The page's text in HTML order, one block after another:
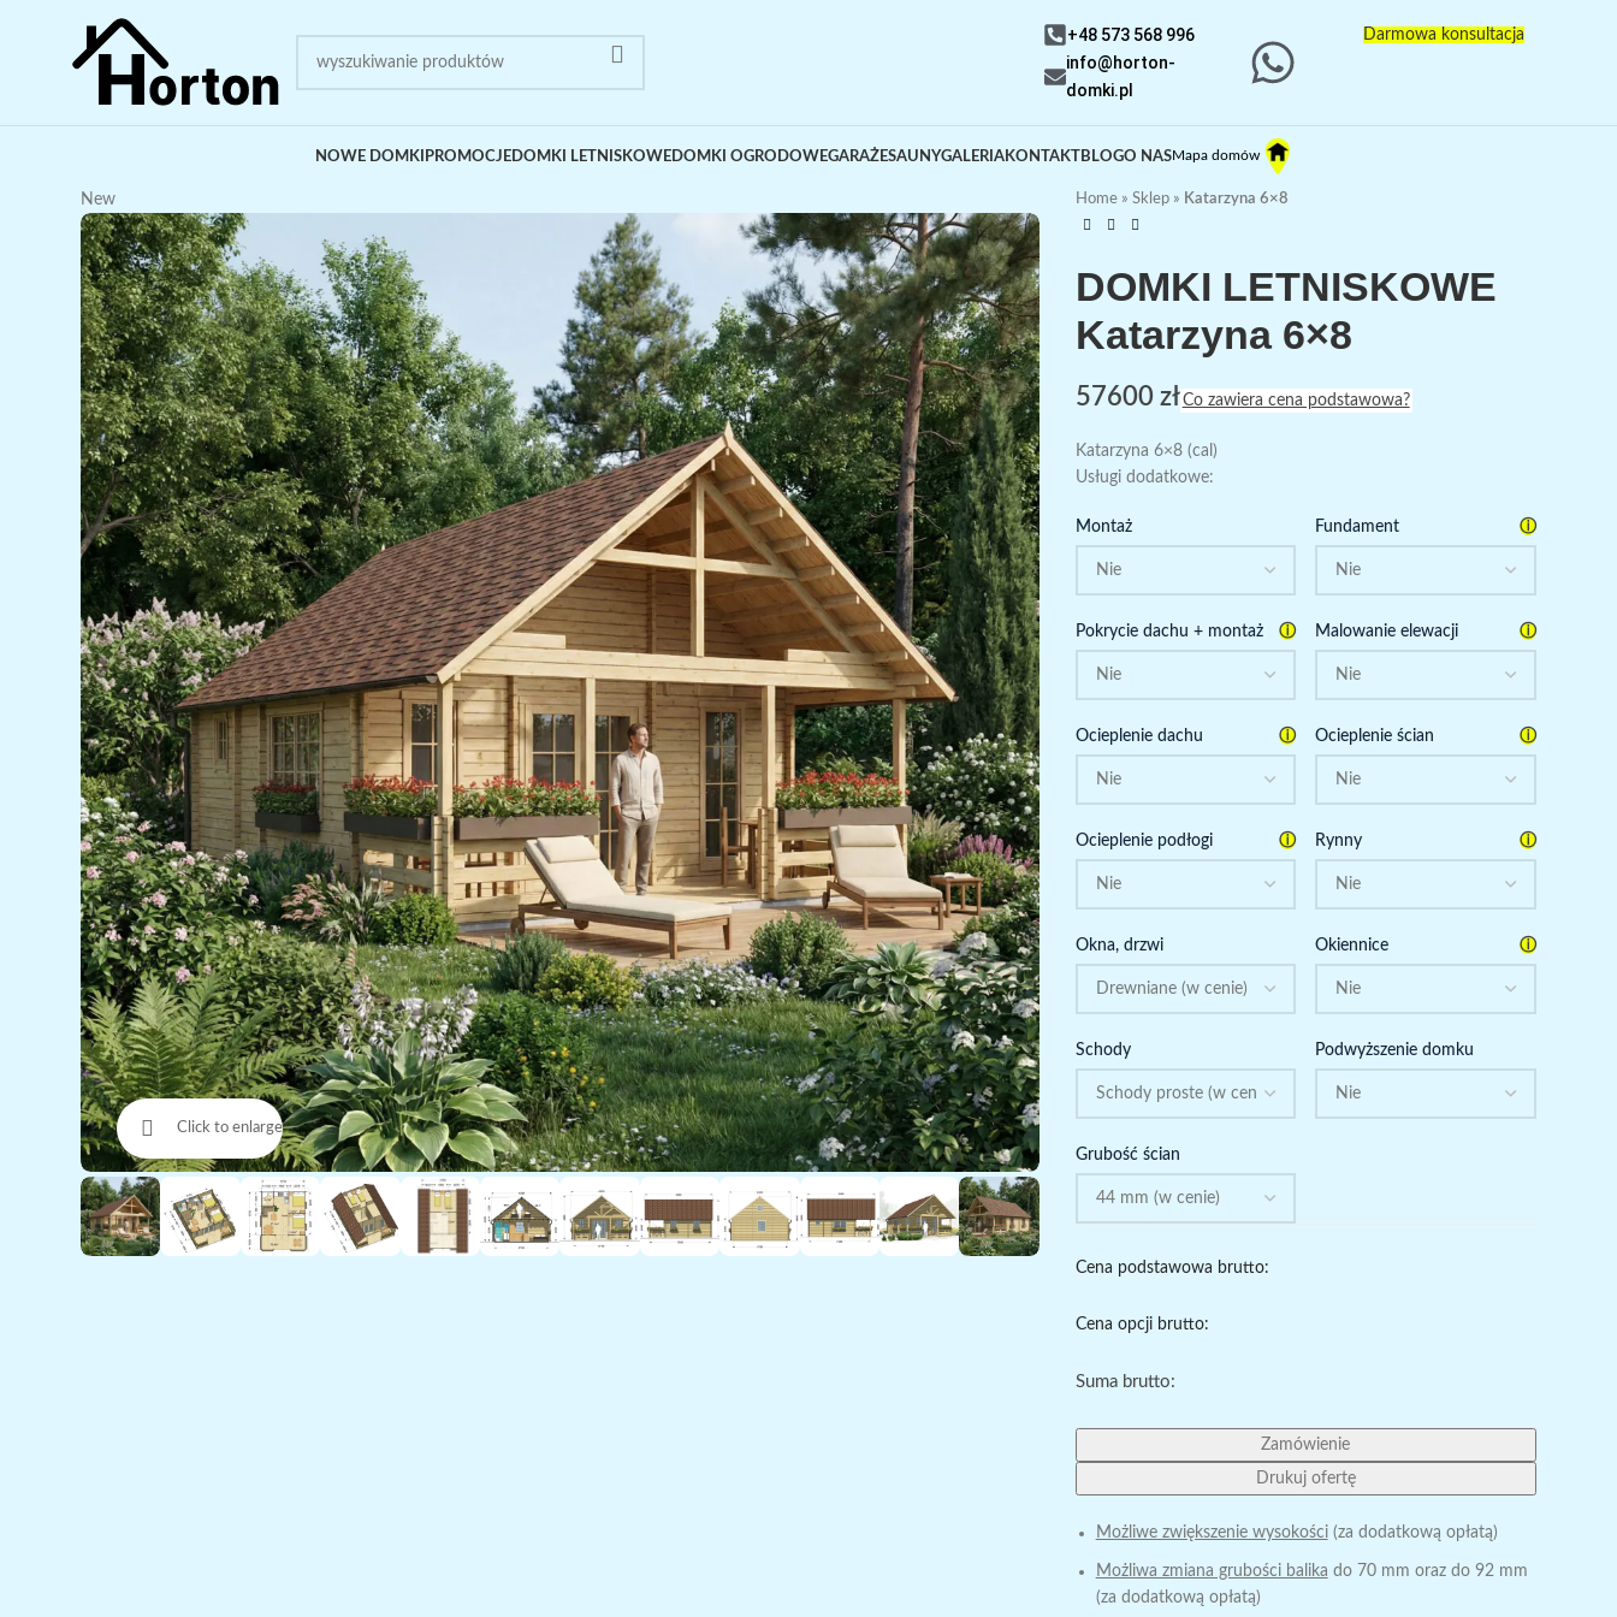
+48 573 568 996
info@horton-
domki.pl
Darmowa konsultacja
NOWE DOMKI PROMOCJE DOMKI LETNISKOWE DOMKI OGRODOWEGARAŻESAUNYGALERIAKONTAKTBLOGO NASMapa domów
New
Click to enlarge
Home» Sklep» Katarzyna 6×8
DOMKI LETNISKOWE
Katarzyna 6×8
57600 złCo zawiera cena podstawowa?
Katarzyna 6×8 (cal)
Usługi dodatkowe:
Montaż Fundament ⓘ
Pokrycie dachu + montaż ⓘ Malowanie elewacji ⓘ
Ocieplenie dachu ⓘ Ocieplenie ścian ⓘ
Ocieplenie podłogi ⓘ Rynny ⓘ
Okna, drzwi Okiennice ⓘ
Schody Podwyższenie domku
Grubość ścian
Cena podstawowa brutto:
Cena opcji brutto:
Suma brutto:
Zamówienie
Drukuj ofertę
Możliwe zwiększenie wysokości(za dodatkową opłatą)
Możliwa zmiana grubości balika do 70 mm oraz do 92 mm
(za dodatkową opłatą)